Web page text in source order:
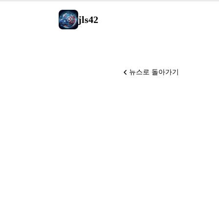
jls42
뉴스로 돌아가기